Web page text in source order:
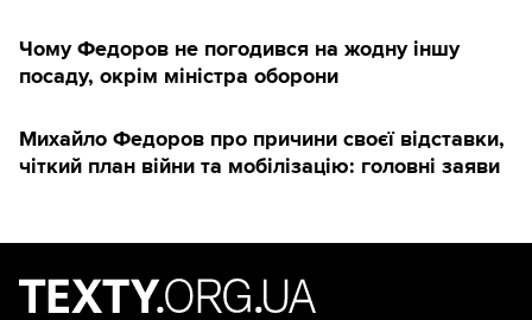
Чому Федоров не погодився на жодну іншу
посаду, окрім міністра оборони
Михайло Федоров про причини своєї відставки,
чіткий план війни та мобілізацію: головні заяви